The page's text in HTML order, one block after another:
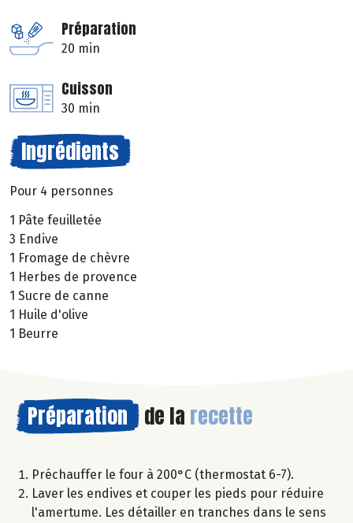
Préparation
20 min
Cuisson
30 min
Ingrédients
Pour 4 personnes
1 Pâte feuilletée
3 Endive
1 Fromage de chèvre
1 Herbes de provence
1 Sucre de canne
1 Huile d'olive
1 Beurre
Préparation de la recette
Préchauffer le four à 200°C (thermostat 6-7).
Laver les endives et couper les pieds pour réduire
l'amertume. Les détailler en tranches dans le sens